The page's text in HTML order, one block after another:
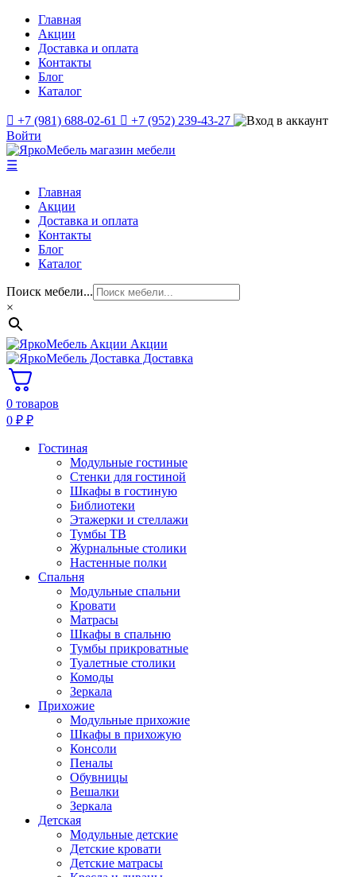
Главная
Акции
Доставка и оплата
Контакты
Блог
Каталог
+7 (981) 688-02-61
+7 (952) 239-43-27
Войти
☰
Главная
Акции
Доставка и оплата
Контакты
Блог
Каталог
Поиск мебели...
×
Акции
Доставка
0 товаров
0 ₽ ₽
Гостиная
Модульные гостиные
Стенки для гостиной
Шкафы в гостиную
Библиотеки
Этажерки и стеллажи
Тумбы ТВ
Журнальные столики
Настенные полки
Спальня
Модульные спальни
Кровати
Матрасы
Шкафы в спальню
Тумбы прикроватные
Туалетные столики
Комоды
Зеркала
Прихожие
Модульные прихожие
Шкафы в прихожую
Консоли
Пеналы
Обувницы
Вешалки
Зеркала
Детская
Модульные детские
Детские кровати
Детские матрасы